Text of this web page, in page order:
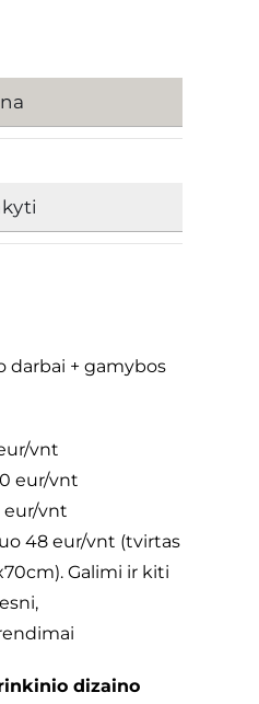
darbai + gamybos
vnt
eur/vnt
eur/vnt
48 eur/vnt (tvirtas
Galimi ir kiti
dizaino